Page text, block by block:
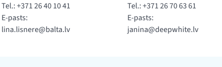
Tel.: +371 26 40 10 41
E-pasts:
lina.lisnere@balta.lv
Tel.: +371 26 70 63 61
E-pasts:
janina@deepwhite.lv